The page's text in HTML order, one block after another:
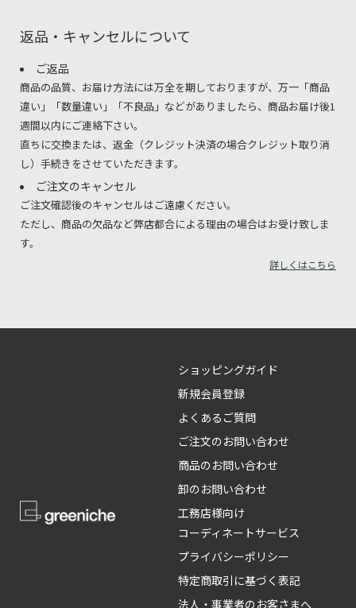
返品・キャンセルについて
ご返品
商品の品質、お届け方法には万全を期しておりますが、万一「商品
違い」「数量違い」「不良品」などがありましたら、商品お届け後1
週間以内にご連絡下さい。
直ちに交換または、返金（クレジット決済の場合クレジット取り消
し）手続きをさせていただきます。
ご注文のキャンセル
ご注文確認後のキャンセルはご遠慮ください。
ただし、商品の欠品など弊店都合による理由の場合はお受け致しま
す。
詳しくはこちら
ショッピングガイド
新規会員登録
よくあるご質問
ご注文のお問い合わせ
商品のお問い合わせ
卸のお問い合わせ
工務店様向け
コーディネートサービス
プライバシーポリシー
特定商取引に基づく表記
法人・事業者のお客さまへ